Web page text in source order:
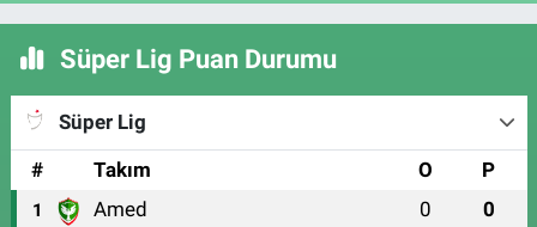
Süper Lig Puan Durumu
Süper Lig
#
Takım O P
1 Amed 0 0